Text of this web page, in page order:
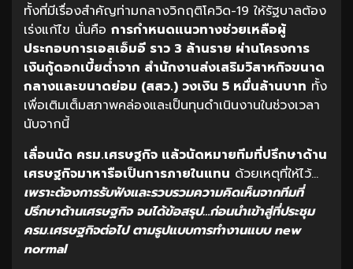
ทั้งที่มีเรื่องสำคัญท่ามกลางวิกฤติโควิด-19 ให้รัฐบาลต้อง
เร่งแก้ไข นั่นคือ การกำหนดแนวทางช่วยเหลือผู้
ประกอบการเอสเอ็มอี ราว 3 ล้านราย ผ่านโครงการ
เงินกู้ดอกเบี้ยต่ำจาก สำนักงานส่งเสริมวิสาหกิจขนาด
กลางและขนาดย่อม (สสว.) วงเงิน 5 หมื่นล้านบาท ทั้ง
เพื่อเติมเต็มสภาพคล่องและเป็นทุนดำเนินงานในช่วงเวลา
นับจากนี้
เลื่อนนัด ครม.เศรษฐกิจ แล้วนัดหมายทีมที่ปรึกษาด้าน
เศรษฐกิจมาหารือเป็นการภายในแทน ด้วยเหตุที่ให้ไว้…
เพราะต้องการรับฟังและรวบรวมความคิดเห็นจากทีมที่
ปรึกษาด้านเศรษฐกิจ จนได้ข้อสรุป…ก่อนนำเข้าสู่ที่ประชุม
ครม.เศรษฐกิจต่อไป ตามรูปแบบการทำงานแบบnew
normal